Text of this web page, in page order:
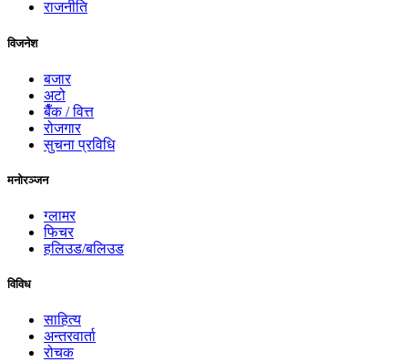
राजनीति
विजनेश
बजार
अटो
बैँक / वित्त
रोजगार
सुचना प्रविधि
मनोरञ्जन
ग्लामर
फिचर
हलिउड/बलिउड
विविध
साहित्य
अन्तरवार्ता
रोचक